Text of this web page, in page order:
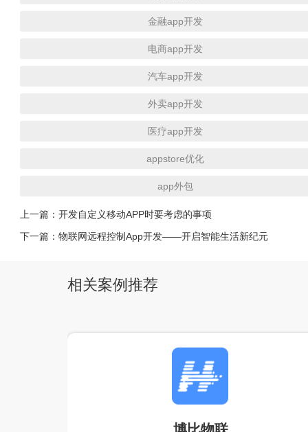
金融app开发
电商app开发
汽车app开发
外卖app开发
医疗app开发
appstore优化
app外包
上一篇：开发自定义移动APP时要考虑的事项
下一篇：物联网远程控制App开发——开启智能生活新纪元
相关案例推荐